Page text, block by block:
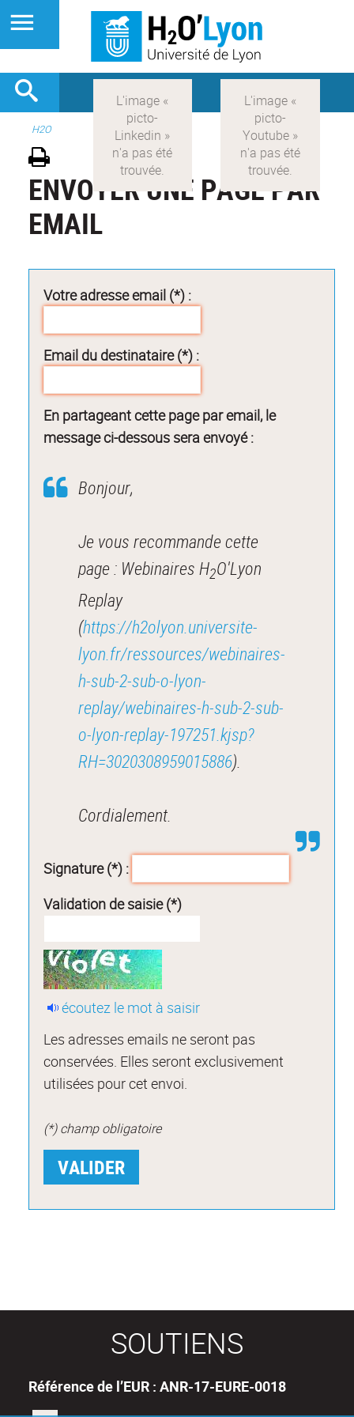
H2O
ENVOYER UNE PAGE PAR
EMAIL
Votre adresse email (*) :
Email du destinataire (*) :
En partageant cette page par email, le
message ci-dessous sera envoyé :
Bonjour,
Je vous recommande cette
page : Webinaires H2O'Lyon
Replay
(https://h2olyon.universite-
lyon.fr/ressources/webinaires-
h-sub-2-sub-o-lyon-
replay/webinaires-h-sub-2-sub-
o-lyon-replay-197251.kjsp?
RH=3020308959015886).
Cordialement.
Signature (*) :
Validation de saisie (*)
écoutez le mot à saisir
Les adresses emails ne seront pas
conservées. Elles seront exclusivement
utilisées pour cet envoi.
(*) champ obligatoire
SOUTIENS
Référence de l’EUR : ANR-17-EURE-0018